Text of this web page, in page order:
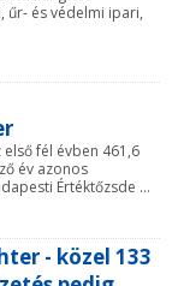
űr- és védelmi ipari,
fél évben 461,6
év azonos
Értéktőzsde ...
- közel 133